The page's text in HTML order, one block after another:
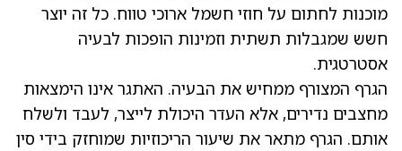
מוכנות לחתום על חוזי חשמל ארוכי טווח. כל זה יוצר
חשש שמגבלות תשתית וזמינות הופכות לבעיה
אסטרטגית.
הגרף המצורף ממחיש את הבעיה. האתגר אינו הימצאות
מחצבים נדירים, אלא העדר היכולת לייצר, לעבד ולשלח
אותם. הגרף מתאר את שיעור הריכוזיות שמוחזק בידי סין